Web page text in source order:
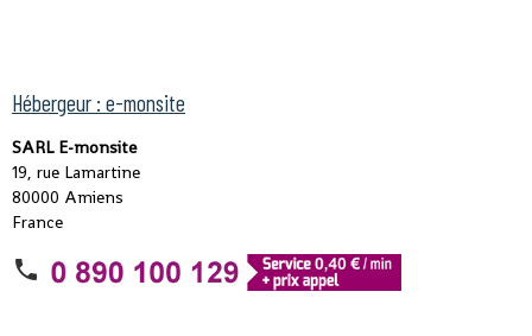
Hébergeur : e-monsite
SARL E-monsite
19, rue Lamartine
80000 Amiens
France